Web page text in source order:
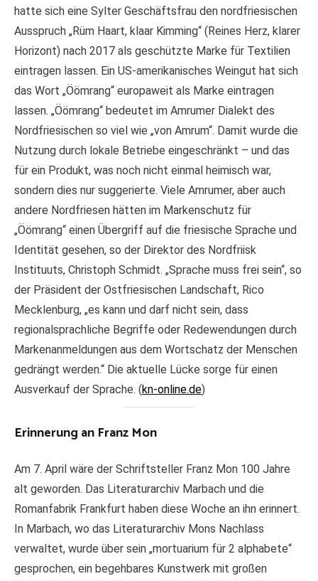
hatte sich eine Sylter Geschäftsfrau den nordfriesischen
Ausspruch „Rüm Haart, klaar Kimming“ (Reines Herz, klarer
Horizont) nach 2017 als geschützte Marke für Textilien
eintragen lassen. Ein US-amerikanisches Weingut hat sich
das Wort „Öömrang“ europaweit als Marke eintragen
lassen. „Öömrang“ bedeutet im Amrumer Dialekt des
Nordfriesischen so viel wie „von Amrum“. Damit wurde die
Nutzung durch lokale Betriebe eingeschränkt – und das
für ein Produkt, was noch nicht einmal heimisch war,
sondern dies nur suggerierte. Viele Amrumer, aber auch
andere Nordfriesen hätten im Markenschutz für
„Öömrang“ einen Übergriff auf die friesische Sprache und
Identität gesehen, so der Direktor des Nordfriisk
Instituuts, Christoph Schmidt. „Sprache muss frei sein“, so
der Präsident der Ostfriesischen Landschaft, Rico
Mecklenburg, „es kann und darf nicht sein, dass
regionalsprachliche Begriffe oder Redewendungen durch
Markenanmeldungen aus dem Wortschatz der Menschen
gedrängt werden.“ Die aktuelle Lücke sorge für einen
Ausverkauf der Sprache. (kn-online.de)
Erinnerung an Franz Mon
Am 7. April wäre der Schriftsteller Franz Mon 100 Jahre
alt geworden. Das Literaturarchiv Marbach und die
Romanfabrik Frankfurt haben diese Woche an ihn erinnert.
In Marbach, wo das Literaturarchiv Mons Nachlass
verwaltet, wurde über sein „mortuarium für 2 alphabete“
gesprochen, ein begehbares Kunstwerk mit großen